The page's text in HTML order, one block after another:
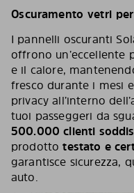
Oscuramento vetri
I pannelli oscuranti
offrono un’eccellente
e il calore,
fresco durante i mesi
privacy all’interno
tuoi passeggeri da
500.000 clienti
prodottotestato e
garantisce sicurezza,
auto.